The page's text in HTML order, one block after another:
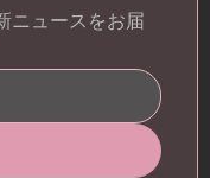
ニュースをお届